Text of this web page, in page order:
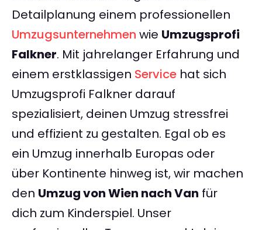
Detailplanung einem professionellen
Umzugsunternehmen wie Umzugsprofi
Falkner. Mit jahrelanger Erfahrung und
einem erstklassigen Service hat sich
Umzugsprofi Falkner darauf
spezialisiert, deinen Umzug stressfrei
und effizient zu gestalten. Egal ob es
ein Umzug innerhalb Europas oder
über Kontinente hinweg ist, wir machen
den Umzug von Wien nach Van für
dich zum Kinderspiel. Unser